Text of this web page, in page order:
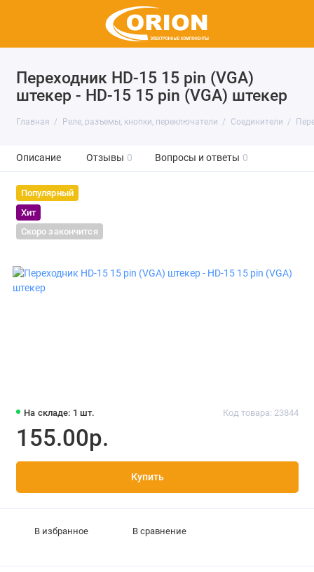
Переходник HD-15 15 pin (VGA)
штекер - HD-15 15 pin (VGA) штекер
Главная Реле, разъемы, кнопки, переключатели Соединители
Описание Отзывы 0 Вопросы и ответы 0
Популярный
Хит
Скоро закончится
На складе: 1 шт. Код товара: 23844
155.00р.
Купить
В избранное В сравнение